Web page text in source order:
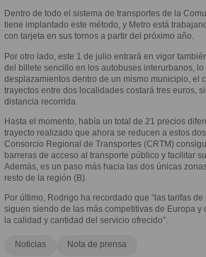
Dentro de todo el sistema de transportes de la
tiene implantado este método, y Metro está
con tarjeta en sus tornos a partir del próximo año.
Por otro lado, este 1 de julio entrará en vigor
del billete sencillo en los autobuses interurbanos,
desplazamientos dentro de un mismo municipio, el
trayectos entre dos localidades costará tres euros,
distancia recorrida.
Hasta el momento, había un total de 21 precios
trayecto realizado que ahora se reducen a estos
Consorcio Regional de Transportes (CRTM)
barreras de acceso al transporte público y facilitar
Además, es un paso más hacia las dos únicas
resto de la región (B).
Por último, Rodrigo ha recordado que “las tarifas
siguen siendo de las más competitivas de Europa y
la calidad y cantidad del servicio ofrecido”.
Noticias Nota de prensa